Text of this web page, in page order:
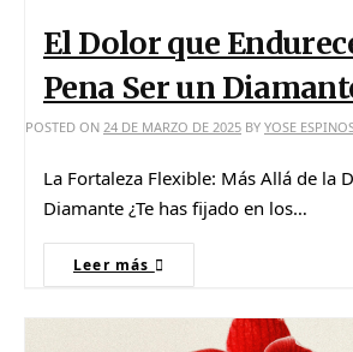
El Dolor que
Pena Ser un
POSTED ON 24 DE MARZO DE 2025 BY YOSE
La Fortaleza Flexible: Más Allá de la
Diamante ¿Te has fijado en los…
Leer más